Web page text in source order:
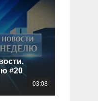
#20
03:08